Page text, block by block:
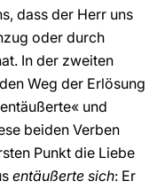
dass der Herr uns
oder durch
In der zweiten
Weg der Erlösung
und
beiden Verben
Punkt die Liebe
entäußerte sich: Er